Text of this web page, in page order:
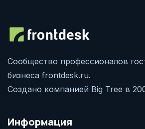
Сообщество профессионалов
бизнеса frontdesk.ru.
Создано компанией Big Tree в
Информация